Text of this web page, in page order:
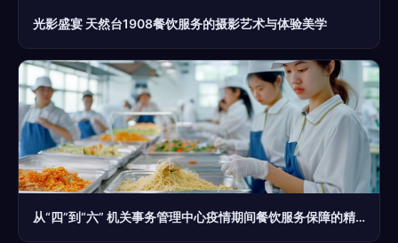
光影盛宴 天然台1908餐饮服务的摄影艺术与体验美学
从“四”到“六” 机关事务管理中心疫情期间餐饮服务保障的精细化升级